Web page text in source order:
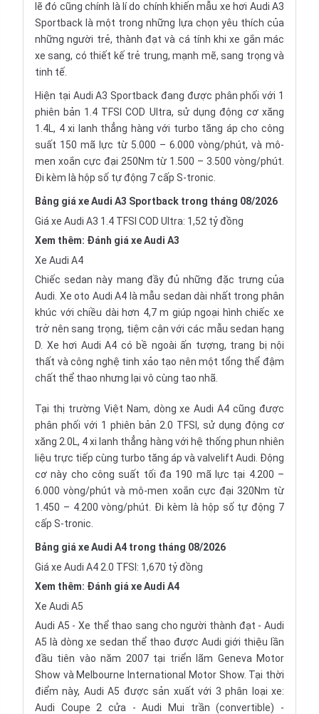
lẽ đó cũng chính là lí do chính khiến mẫu xe hơi Audi A3
Sportback là một trong những lựa chọn yêu thích của
những người trẻ, thành đạt và cá tính khi xe gắn mác
xe sang, có thiết kế trẻ trung, mạnh mẽ, sang trọng và
tinh tế.
Hiện tại Audi A3 Sportback đang được phân phối với 1
phiên bản 1.4 TFSI COD Ultra, sử dụng động cơ xăng
1.4L, 4 xi lanh thẳng hàng với turbo tăng áp cho công
suất 150 mã lực từ 5.000 – 6.000 vòng/phút, và mô-
men xoắn cực đại 250Nm từ 1.500 – 3.500 vòng/phút.
Đi kèm là hộp số tự động 7 cấp S-tronic.
Bảng giá xe Audi A3 Sportback trong tháng 08/2026
Giá xe Audi A3 1.4 TFSI COD Ultra: 1,52 tỷ đồng
Xem thêm: Đánh giá xe Audi A3
Xe Audi A4
Chiếc sedan này mang đầy đủ những đặc trưng của
Audi. Xe oto Audi A4 là mẫu sedan dài nhất trong phân
khúc với chiều dài hơn 4,7 m giúp ngoại hình chiếc xe
trở nên sang trọng, tiệm cận với các mẫu sedan hạng
D. Xe hơi Audi A4 có bề ngoài ấn tượng, trang bị nội
thất và công nghệ tinh xảo tạo nên một tổng thể đậm
chất thể thao nhưng lại vô cùng tao nhã.
Tại thị trường Việt Nam, dòng xe Audi A4 cũng được
phân phối với 1 phiên bản 2.0 TFSI, sử dụng động cơ
xăng 2.0L, 4 xi lanh thẳng hàng với hệ thống phun nhiên
liệu trực tiếp cùng turbo tăng áp và valvelift Audi. Động
cơ này cho công suất tối đa 190 mã lực tại 4.200 –
6.000 vòng/phút và mô-men xoắn cực đại 320Nm từ
1.450 – 4.200 vòng/phút. Đi kèm là hộp số tự động 7
cấp S-tronic.
Bảng giá xe Audi A4 trong tháng 08/2026
Giá xe Audi A4 2.0 TFSI: 1,670 tỷ đồng
Xem thêm: Đánh giá xe Audi A4
Xe Audi A5
Audi A5 - Xe thể thao sang cho người thành đạt - Audi
A5 là dòng xe sedan thể thao được Audi giới thiệu lần
đầu tiên vào năm 2007 tại triển lãm Geneva Motor
Show và Melbourne International Motor Show. Tại thời
điểm này, Audi A5 được sản xuất với 3 phân loại xe:
Audi Coupe 2 cửa -Audi Mui trần (convertible) -